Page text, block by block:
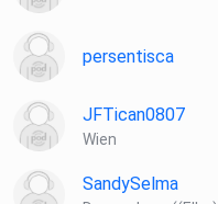
persentisca
JFTican0807
Wien
SandySelma